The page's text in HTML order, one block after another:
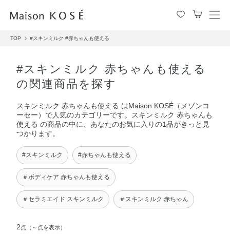
メ
TOP #スキンミルク #赤ちゃんも使える
#スキンミルク 赤ちゃんも使える
の関連商品を探す
スキンミルク 赤ちゃんも使える はMaison KOSÉ（メゾンコ
ーセー）で人気のカテゴリーです。スキンミルク 赤ちゃんも
使える の商品の中に、あなたのお気に入りの1品がきっと見
つかります。
#スキンミルク #赤ちゃんも使える
＃ボディケア 赤ちゃんも使える
＃セラミエイド スキンミルク ＃スキンミルク 赤ちゃん
2点 （～点を表示）